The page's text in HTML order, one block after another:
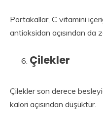
Portakallar, C vitamini
antioksidan açısından da
Çilekler
Çilekler son derece
kalori açısından düşüktür.